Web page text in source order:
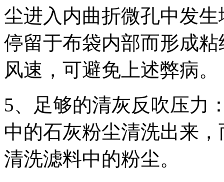
尘进入内曲折微孔中发
停留于布袋内部而形成
风速，可避免上述弊病。
5、足够的清灰反吹压力
中的石灰粉尘清洗出来
清洗滤料中的粉尘。